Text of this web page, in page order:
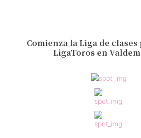
Comienza la Liga de
LigaToros en